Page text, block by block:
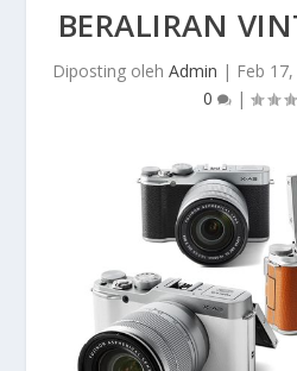
BERALIRAN
Diposting oleh Admin | Feb
0
|